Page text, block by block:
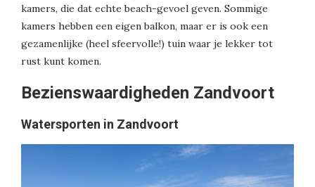
kamers, die dat echte beach-gevoel geven. Sommige
kamers hebben een eigen balkon, maar er is ook een
gezamenlijke (heel sfeervolle!) tuin waar je lekker tot
rust kunt komen.
Bezienswaardigheden Zandvoort
Watersporten in Zandvoort